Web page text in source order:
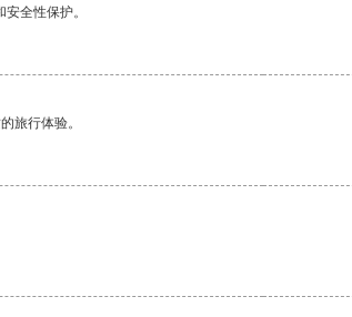
全性保护。
旅行体验。